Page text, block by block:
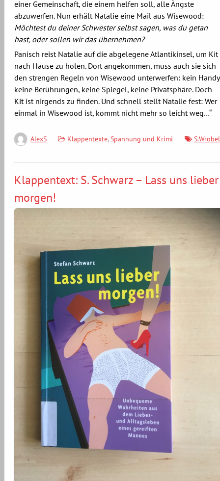
einer Gemeinschaft, die einem helfen soll, alle Ängste
abzuwerfen. Nun erhält Natalie eine Mail aus Wisewood:
Möchtest du deiner Schwester selbst sagen, was du getan
hast, oder sollen wir das übernehmen?
Panisch reist Natalie auf die abgelegene Atlantikinsel, um Kit
nach Hause zu holen. Dort angekommen, muss auch sie sich
den strengen Regeln von Wisewood unterwerfen: kein
keine Berührungen, keine Spiegel, keine Privatsphäre. Doch
Kit ist nirgends zu finden. Und schnell stellt Natalie fest: Wer
einmal in Wisewood ist, kommt nicht mehr so leicht weg…“
AlexS Klappentexte,Spannung und Krimi S.Wrobel
Klappentext: S. Schwarz – Lass uns lieber
morgen!